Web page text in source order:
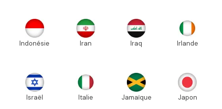
Indonésie Iran Iraq Irlande
Israël Italie Jamaïque Japon